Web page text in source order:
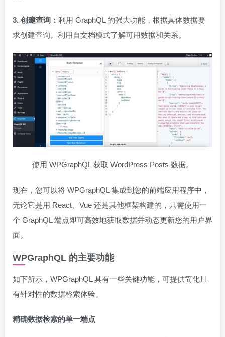
3. 创建查询： 利用 GraphQL 的强大功能，根据具体数据要
求创建查询。利用自文档模式了解可用数据和关系。
使用 WPGraphQL 获取 WordPress Posts 数据。
现在，您可以将 WPGraphQL 集成到您的前端应用程序中，
无论它是用 React、Vue 还是其他框架构建的，只需使用一
个 GraphQL 端点即可高效地获取数据并动态更新您的用户界
面。
WPGraphQL 的主要功能
如下所示，WPGraphQL 具有一些关键功能，可提供简化且
有针对性的数据检索体验。
精确数据检索的单一端点